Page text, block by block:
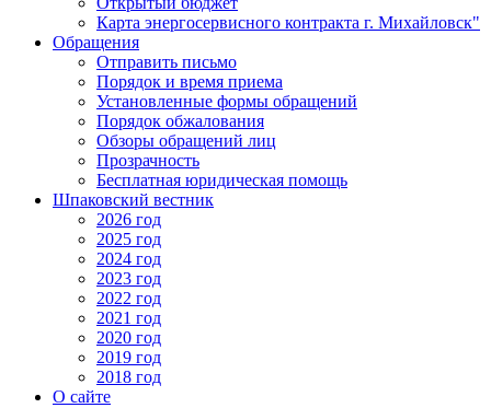
Карта энергосервисного контракта г. Михайловск"
Обращения
Отправить письмо
Порядок и время приема
Установленные формы обращений
Порядок обжалования
Обзоры обращений лиц
Прозрачность
Бесплатная юридическая помощь
Шпаковский вестник
2026 год
2025 год
2024 год
2023 год
2022 год
2021 год
2020 год
2019 год
2018 год
О сайте